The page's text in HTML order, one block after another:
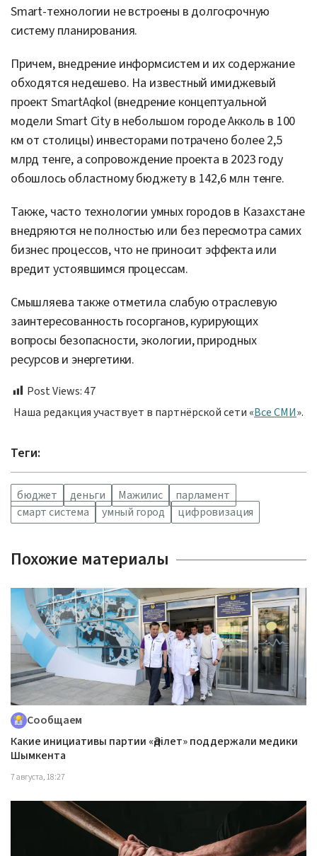
Smart-технологии не встроены в долгосрочную
систему планирования.
Причем, внедрение информсистем и их содержание
обходятся недешево. На известный имиджевый
проект SmartAqkol (внедрение концептуальной
модели Smart City в небольшом городе Акколь в 100
км от столицы) инвесторами потрачено более 2,5
млрд тенге, а сопровождение проекта в 2023 году
обошлось областному бюджету в 142,6 млн тенге.
Также, часто технологии умных городов в Казахстане
внедряются не полностью или без пересмотра самих
бизнес процессов, что не приносит эффекта или
вредит устоявшимся процессам.
Смышляева также отметила слабую отраслевую
заинтересованность госорганов, курирующих
вопросы безопасности, экологии, природных
ресурсов и энергетики.
Post Views:47
Наша редакция участвует в партнёрской сети «Все СМИ».
Теги:
бюджет деньги Мажилис
парламент
смарт система
умный город цифровизация
Похожие материалы
Сообщаем
Какие инициативы партии «Әділет» поддержали медики
Шымкента
7 августа, 18:27